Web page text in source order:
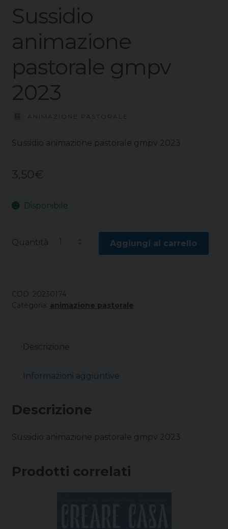
Sussidio
animazione
pastorale gmpv
2023
ANIMAZIONE PASTORALE
Sussidio animazione pastorale gmpv 2023
3,50€
Disponibile
Quantità Aggiungi al carrello
COD: 20230174
Categoria: animazione pastorale
Descrizione
Informazioni aggiuntive
Descrizione
Sussidio animazione pastorale gmpv 2023
Prodotti correlati